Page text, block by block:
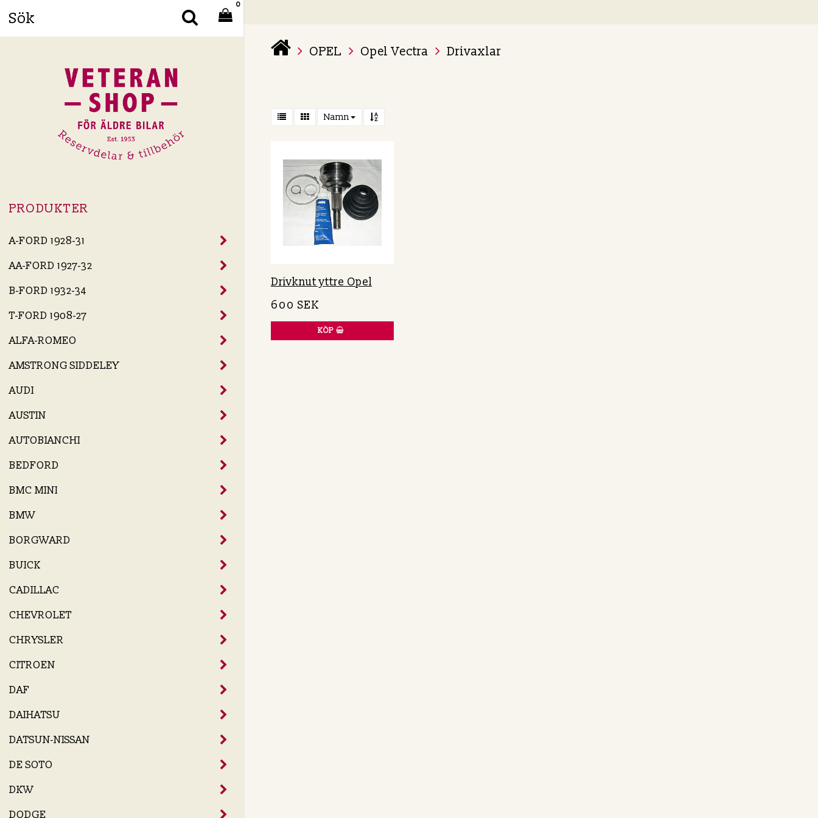
0
Din varukorg är tom
PRODUKTER
A-FORD 1928-31
AA-FORD 1927-32
B-FORD 1932-34
T-FORD 1908-27
ALFA-ROMEO
AMSTRONG SIDDELEY
AUDI
AUSTIN
AUTOBIANCHI
BEDFORD
BMC MINI
BMW
BORGWARD
BUICK
CADILLAC
CHEVROLET
CHRYSLER
CITROEN
DAF
DAIHATSU
DATSUN-NISSAN
DE SOTO
DKW
DODGE
OPEL Opel Vectra Drivaxlar
Namn
Drivknut yttre Opel
600 SEK
KÖP